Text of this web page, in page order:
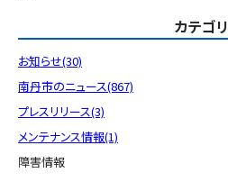
カテゴリ
お知らせ(30)
南丹市のニュース(867)
プレスリリース(3)
メンテナンス情報(1)
障害情報